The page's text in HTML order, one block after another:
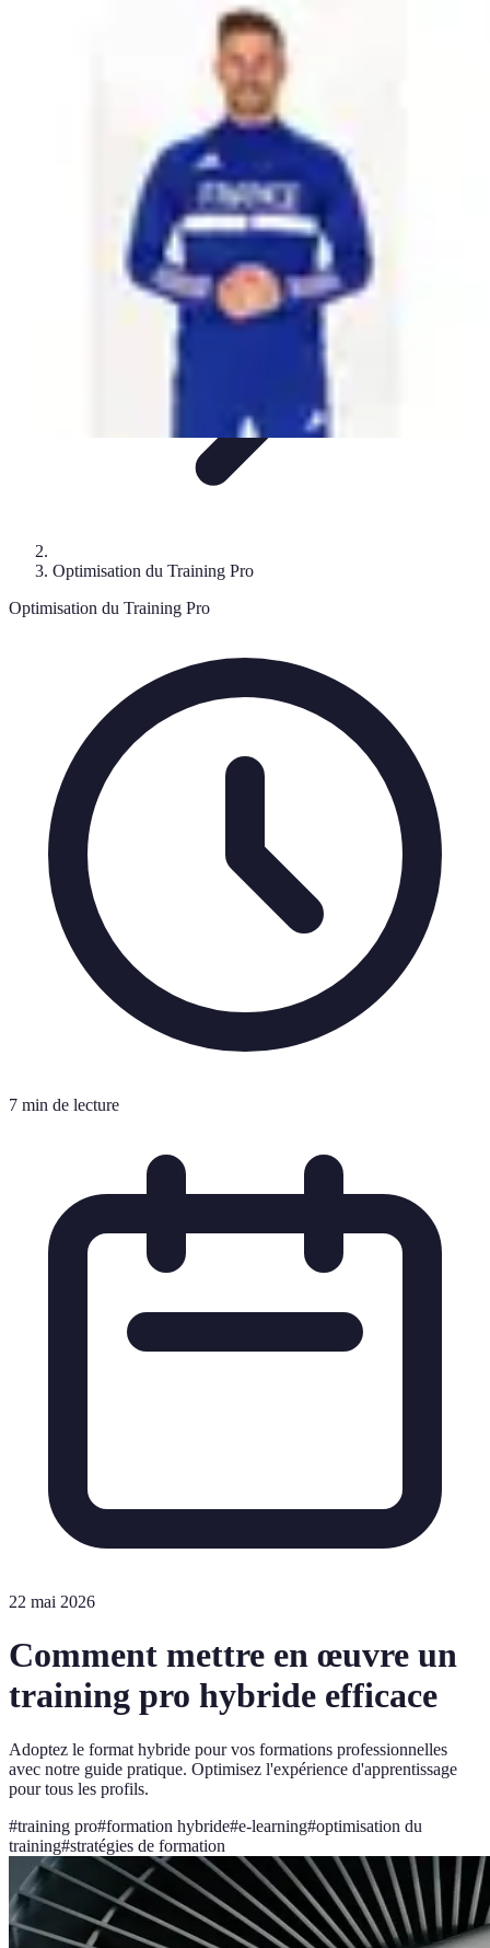
Conception de formation
Formation et MéthodologiesOptimisation du Training
Optimisation du Training Pro
Optimisation du Training Pro
7 min de lecture
22 mai 2026
Comment mettre en œuvre un
training pro hybride efficace
Adoptez le format hybride pour vos formations professionnelles
avec notre guide pratique. Optimisez l'expérience d'apprentissage
pour tous les profils.
#training pro#formation hybride#e-learning#optimisation du
training#stratégies de formation